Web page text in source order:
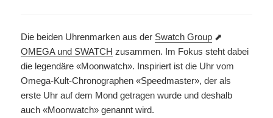
Die beiden Uhrenmarken aus der Swatch Group ⬈
OMEGA und SWATCH zusammen. Im Fokus steht dabei
die legendäre «Moonwatch». Inspiriert ist die Uhr vom
Omega-Kult-Chronographen «Speedmaster», der als
erste Uhr auf dem Mond getragen wurde und deshalb
auch «Moonwatch» genannt wird.